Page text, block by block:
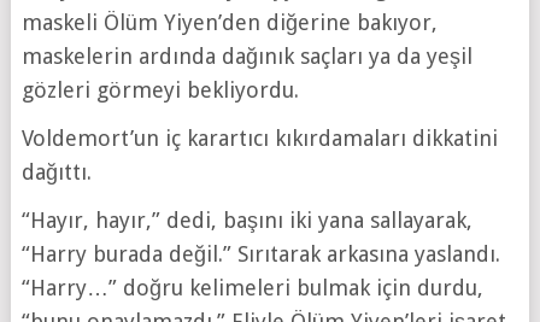
maskeli Ölüm Yiyen’den diğerine bakıyor,
maskelerin ardında dağınık saçları ya da yeşil
gözleri görmeyi bekliyordu.
Voldemort’un iç karartıcı kıkırdamaları dikkatini
dağıttı.
“Hayır, hayır,” dedi, başını iki yana sallayarak,
“Harry burada değil.” Sırıtarak arkasına yaslandı.
“Harry…” doğru kelimeleri bulmak için durdu,